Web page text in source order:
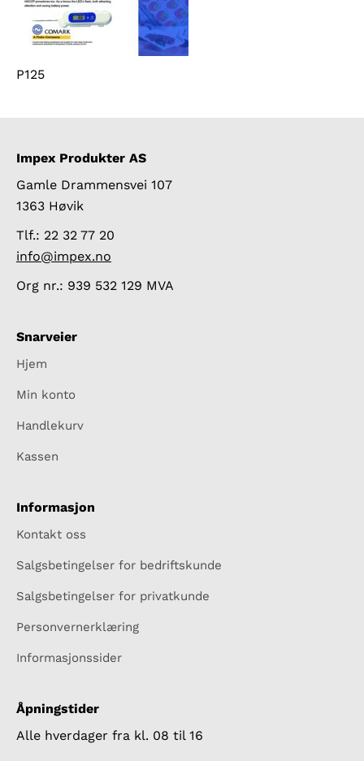
P125
Impex Produkter AS
Gamle Drammensvei 107
1363 Høvik
Tlf.: 22 32 77 20
info@impex.no
Org nr.: 939 532 129 MVA
Snarveier
Hjem
Min konto
Handlekurv
Kassen
Informasjon
Kontakt oss
Salgsbetingelser for bedriftskunde
Salgsbetingelser for privatkunde
Personvernerklæring
Informasjonssider
Åpningstider
Alle hverdager fra kl. 08 til 16